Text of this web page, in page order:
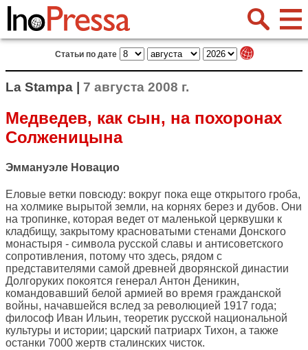
Статьи по дате
La Stampa | 7 августа 2008 г.
Медведев, как сын, на похоронах
Солженицына
Эммануэле Новацио
Еловые ветки повсюду: вокруг пока еще открытого гроба,
на холмике вырытой земли, на корнях берез и дубов. Они
на тропинке, которая ведет от маленькой церквушки к
кладбищу, закрытому красноватыми стенами Донского
монастыря - символа русской славы и антисоветского
сопротивления, потому что здесь, рядом с
представителями самой древней дворянской династии
Долгоруких покоятся генерал Антон Деникин,
командовавший белой армией во время гражданской
войны, начавшейся вслед за революцией 1917 года;
философ Иван Ильин, теоретик русской национальной
культуры и истории; царский патриарх Тихон, а также
останки 7000 жертв сталинских чисток.